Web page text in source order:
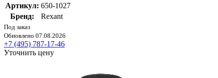
Артикул: 650-1027
Бренд:
Rexant
Под заказ
Обновлено 07.08.2026
+7 (495) 787-17-46
Уточнить цену